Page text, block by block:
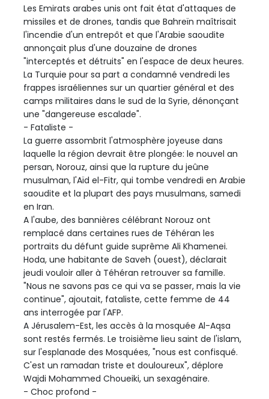
Les Emirats arabes unis ont fait état d'attaques de
missiles et de drones, tandis que Bahreïn maîtrisait
l'incendie d'un entrepôt et que l'Arabie saoudite
annonçait plus d'une douzaine de drones
"interceptés et détruits" en l'espace de deux heures.
La Turquie pour sa part a condamné vendredi les
frappes israéliennes sur un quartier général et des
camps militaires dans le sud de la Syrie, dénonçant
une "dangereuse escalade".
- Fataliste -
La guerre assombrit l'atmosphère joyeuse dans
laquelle la région devrait être plongée: le nouvel an
persan, Norouz, ainsi que la rupture du jeûne
musulman, l'Aïd el-Fitr, qui tombe vendredi en Arabie
saoudite et la plupart des pays musulmans, samedi
en Iran.
A l'aube, des bannières célébrant Norouz ont
remplacé dans certaines rues de Téhéran les
portraits du défunt guide suprême Ali Khamenei.
Hoda, une habitante de Saveh (ouest), déclarait
jeudi vouloir aller à Téhéran retrouver sa famille.
"Nous ne savons pas ce qui va se passer, mais la vie
continue", ajoutait, fataliste, cette femme de 44
ans interrogée par l'AFP.
A Jérusalem-Est, les accès à la mosquée Al-Aqsa
sont restés fermés. Le troisième lieu saint de l'islam,
sur l'esplanade des Mosquées, "nous est confisqué.
C'est un ramadan triste et douloureux", déplore
Wajdi Mohammed Choueiki, un sexagénaire.
- Choc profond -